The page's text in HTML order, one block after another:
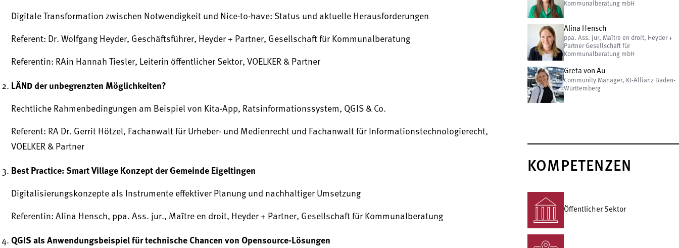
Digitale Transformation zwischen Notwendigkeit und Nice-to-have: Status und aktuelle Herausforderungen
Referent: Dr. Wolfgang Heyder, Geschäftsführer, Heyder + Partner, Gesellschaft für Kommunalberatung
Referentin: RAin Hannah Tiesler, Leiterin öffentlicher Sektor, VOELKER & Partner
LÄND der unbegrenzten Möglichkeiten?
Rechtliche Rahmenbedingungen am Beispiel von Kita-App, Ratsinformationssystem, QGIS & Co.
Referent: RA Dr. Gerrit Hötzel, Fachanwalt für Urheber- und Medienrecht und Fachanwalt für Informationstechnologierecht,
VOELKER & Partner
Best Practice: Smart Village Konzept der Gemeinde Eigeltingen
Digitalisierungskonzepte als Instrumente effektiver Planung und nachhaltiger Umsetzung
Referentin: Alina Hensch, ppa. Ass. jur., Maître en droit, Heyder + Partner, Gesellschaft für Kommunalberatung
QGIS als Anwendungsbeispiel für technische Chancen von Opensource-Lösungen
Kommunalberatung mbH
Alina Hensch
ppa. Ass. jur, Maître en droit, Heyder +
Partner Gesellschaft für
Kommunalberatung mbH
Greta von Au
Community Manager, KI-Allianz Baden-
Württemberg
KOMPETENZEN
Öffentlicher Sektor